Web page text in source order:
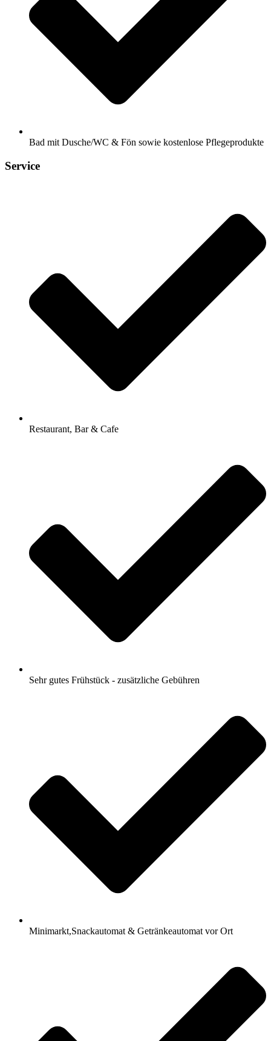
Bad mit Dusche/WC & Fön sowie kostenlose Pflegeprodukte
Service
Restaurant, Bar & Cafe
Sehr gutes Frühstück - zusätzliche Gebühren
Minimarkt,Snackautomat & Getränkeautomat vor Ort